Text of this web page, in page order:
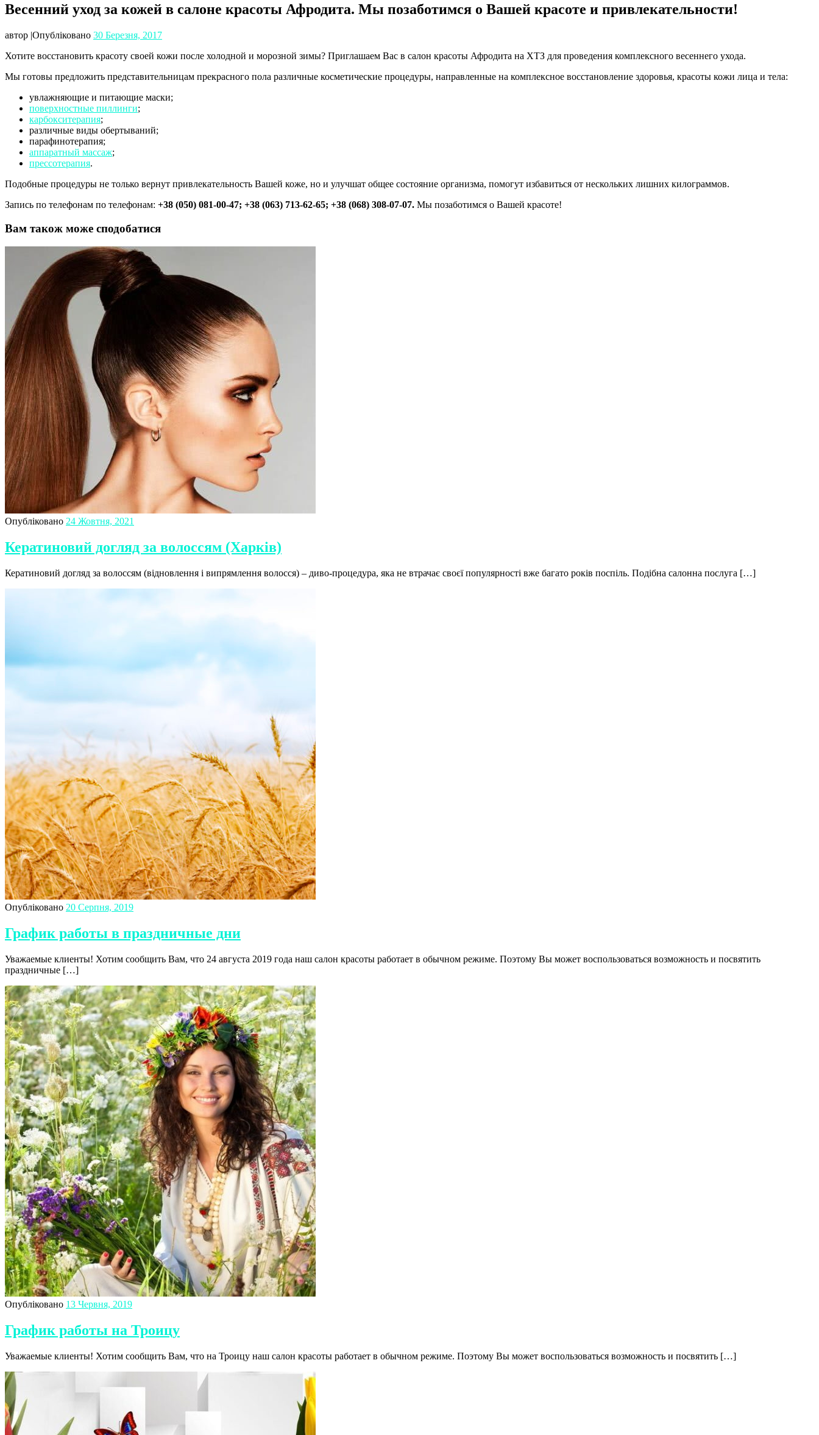
Весенний уход за кожей в салоне красоты Афродита. Мы позаботимся о Вашей красоте и привлекательности!
автор |Опубліковано 30 Березня, 2017
Хотите восстановить красоту своей кожи после холодной и морозной зимы? Приглашаем Вас в салон красоты Афродита на ХТЗ для проведения комплексного весеннего ухода.
Мы готовы предложить представительницам прекрасного пола различные косметические процедуры, направленные на комплексное восстановление здоровья, красоты кожи лица и тела:
увлажняющие и питающие маски;
поверхностные пиллинги;
карбокситерапия;
различные виды обертываний;
парафинотерапия;
аппаратный массаж;
прессотерапия.
Подобные процедуры не только вернут привлекательность Вашей коже, но и улучшат общее состояние организма, помогут избавиться от нескольких лишних килограммов.
Запись по телефонам по телефонам: +38 (050) 081-00-47; +38 (063) 713-62-65; +38 (068) 308-07-07. Мы позаботимся о Вашей красоте!
Вам також може сподобатися
Опубліковано 24 Жовтня, 2021
Кератиновий догляд за волоссям (Харків)
Кератиновий догляд за волоссям (відновлення і випрямлення волосся) – диво-процедура, яка не втрачає своєї популярності вже багато років поспіль. Подібна салонна послуга […]
Опубліковано 20 Серпня, 2019
График работы в праздничные дни
Уважаемые клиенты! Хотим сообщить Вам, что 24 августа 2019 года наш салон красоты работает в обычном режиме. Поэтому Вы может воспользоваться возможность и посвятить
праздничные […]
Опубліковано 13 Червня, 2019
График работы на Троицу
Уважаемые клиенты! Хотим сообщить Вам, что на Троицу наш салон красоты работает в обычном режиме. Поэтому Вы может воспользоваться возможность и посвятить […]